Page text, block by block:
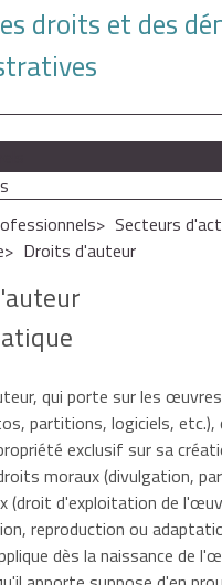
droits et des
Secteurs
Droits d'auteur
qui porte sur les
partitions, logiciels, etc.),
exclusif sur sa
moraux (divulgation,
(droit d'exploitation de
reproduction ou
dès la naissance de